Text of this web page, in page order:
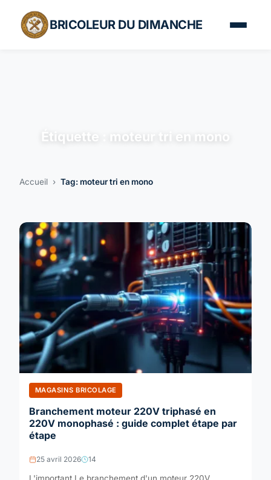
BRICOLEUR DU DIMANCHE
Étiquette : moteur tri en mono
Accueil › Tag: moteur tri en mono
MAGASINS BRICOLAGE
Branchement moteur 220V triphasé en
220V monophasé : guide complet étape par
étape
25 avril 2026 14